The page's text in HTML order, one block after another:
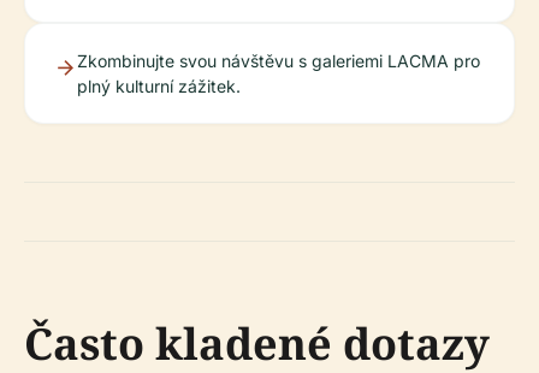
Zkombinujte svou návštěvu s galeriemi LACMA pro
plný kulturní zážitek.
Často kladené dotazy